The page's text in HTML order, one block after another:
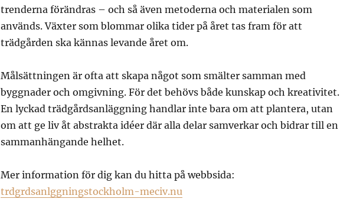
trenderna förändras – och så även metoderna och materialen som
används. Växter som blommar olika tider på året tas fram för att
trädgården ska kännas levande året om.
Målsättningen är ofta att skapa något som smälter samman med
byggnader och omgivning. För det behövs både kunskap och kreativitet.
En lyckad trädgårdsanläggning handlar inte bara om att plantera, utan
om att ge liv åt abstrakta idéer där alla delar samverkar och bidrar till en
sammanhängande helhet.
Mer information för dig kan du hitta på webbsida:
trdgrdsanlggningstockholm-meciv.nu